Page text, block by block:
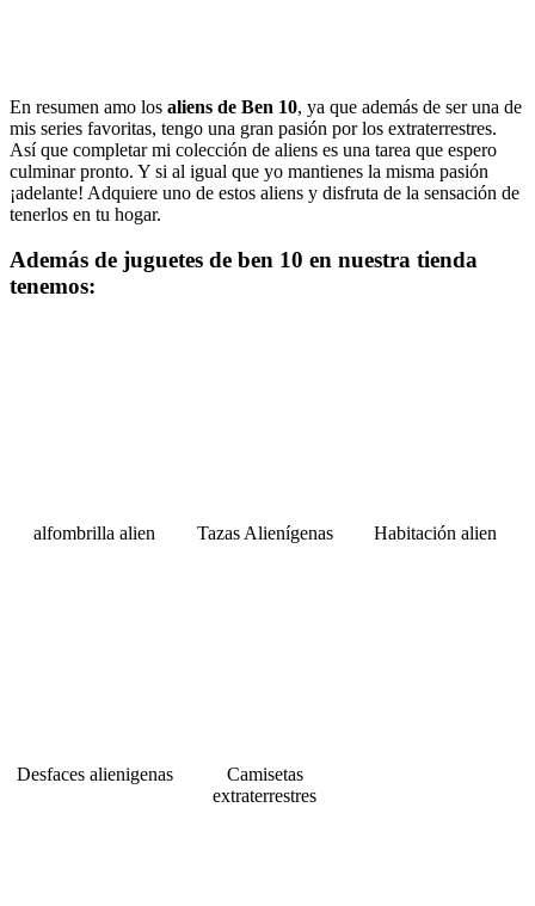
En resumen amo los aliens de Ben 10, ya que además de ser una de
mis series favoritas, tengo una gran pasión por los extraterrestres.
Así que completar mi colección de aliens es una tarea que espero
culminar pronto. Y si al igual que yo mantienes la misma pasión
¡adelante! Adquiere uno de estos aliens y disfruta de la sensación de
tenerlos en tu hogar.
Además de juguetes de ben 10 en nuestra tienda
tenemos:
alfombrilla alien Tazas Alienígenas Habitación alien
Desfaces alienigenas
Camisetas
extraterrestres